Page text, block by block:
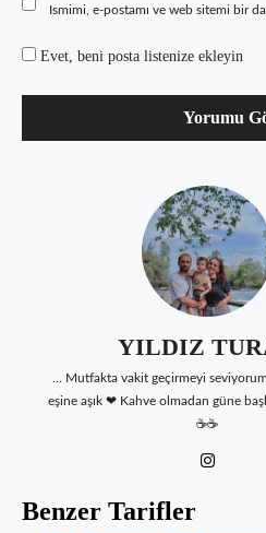
Ismimi, e-postamı ve web sitemi bir
Evet, beni posta listenize ekleyin
YILDIZ
... Mutfakta vakit geçirmeyi
eşine aşık ❤ Kahve olmadan güne
☕☕
Benzer Tarifler